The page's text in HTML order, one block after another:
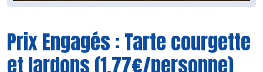
Prix Engagés : Tarte courgette
et lardons (1,77€/personne)